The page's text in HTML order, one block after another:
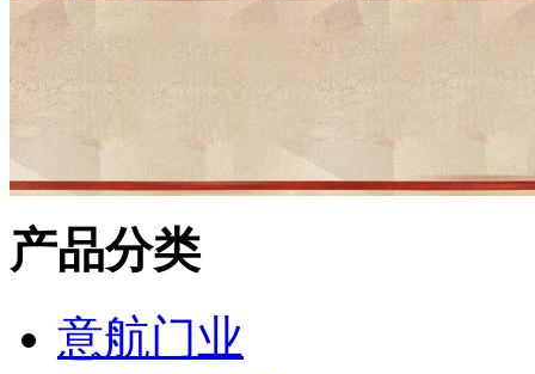
产品分类
意航门业